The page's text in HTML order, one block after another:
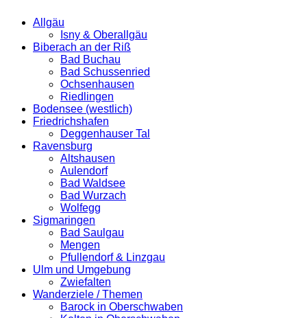
Allgäu
Isny & Oberallgäu
Biberach an der Riß
Bad Buchau
Bad Schussenried
Ochsenhausen
Riedlingen
Bodensee (westlich)
Friedrichshafen
Deggenhauser Tal
Ravensburg
Altshausen
Aulendorf
Bad Waldsee
Bad Wurzach
Wolfegg
Sigmaringen
Bad Saulgau
Mengen
Pfullendorf & Linzgau
Ulm und Umgebung
Zwiefalten
Wanderziele / Themen
Barock in Oberschwaben